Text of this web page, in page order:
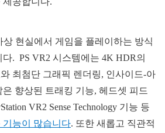
상 현실에서 게임을 플레이하는 방식
. PS VR2 시스템에는 4K HDR의
최첨단 그래픽 렌더링, 인사이드-아
향상된 트래킹 기능, 헤드셋 피드
VR2 Sense Technology 기능 등
기능이 많습니다. 또한 새롭고 직관적